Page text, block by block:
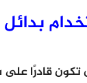
تكون قادرًا